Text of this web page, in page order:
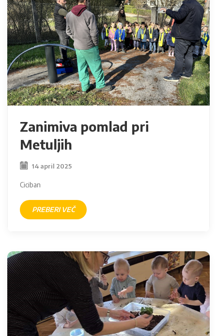
Zanimiva pomlad pri
Metuljih
14 april 2025
Ciciban
PREBERI VEČ